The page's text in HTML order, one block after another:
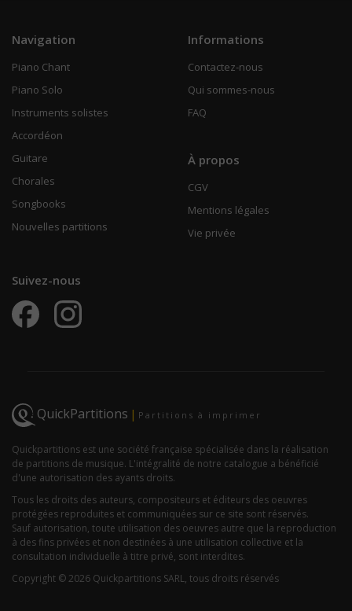
Navigation
Piano Chant
Piano Solo
Instruments solistes
Accordéon
Guitare
Chorales
Songbooks
Nouvelles partitions
Informations
Contactez-nous
Qui sommes-nous
FAQ
À propos
CGV
Mentions légales
Vie privée
Suivez-nous
QuickPartitions | Partitions à imprimer
Quickpartitions est une société française spécialisée dans la réalisation
de partitions de musique. L'intégralité de notre catalogue a bénéficié
d'une autorisation des ayants droits.
Tous les droits des auteurs, compositeurs et éditeurs des oeuvres
protégées reproduites et communiquées sur ce site sont réservés.
Sauf autorisation, toute utilisation des oeuvres autre que la reproduction
à des fins privées et non destinées à une utilisation collective et la
consultation individuelle à titre privé, sont interdites.
Copyright © 2026 Quickpartitions SARL, tous droits réservés